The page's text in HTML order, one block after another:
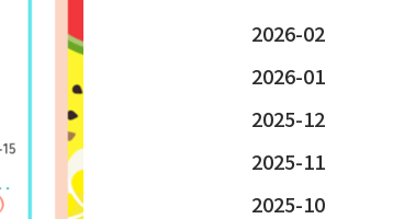
2026-02
2026-01
2025-12
2025-11
2025-10